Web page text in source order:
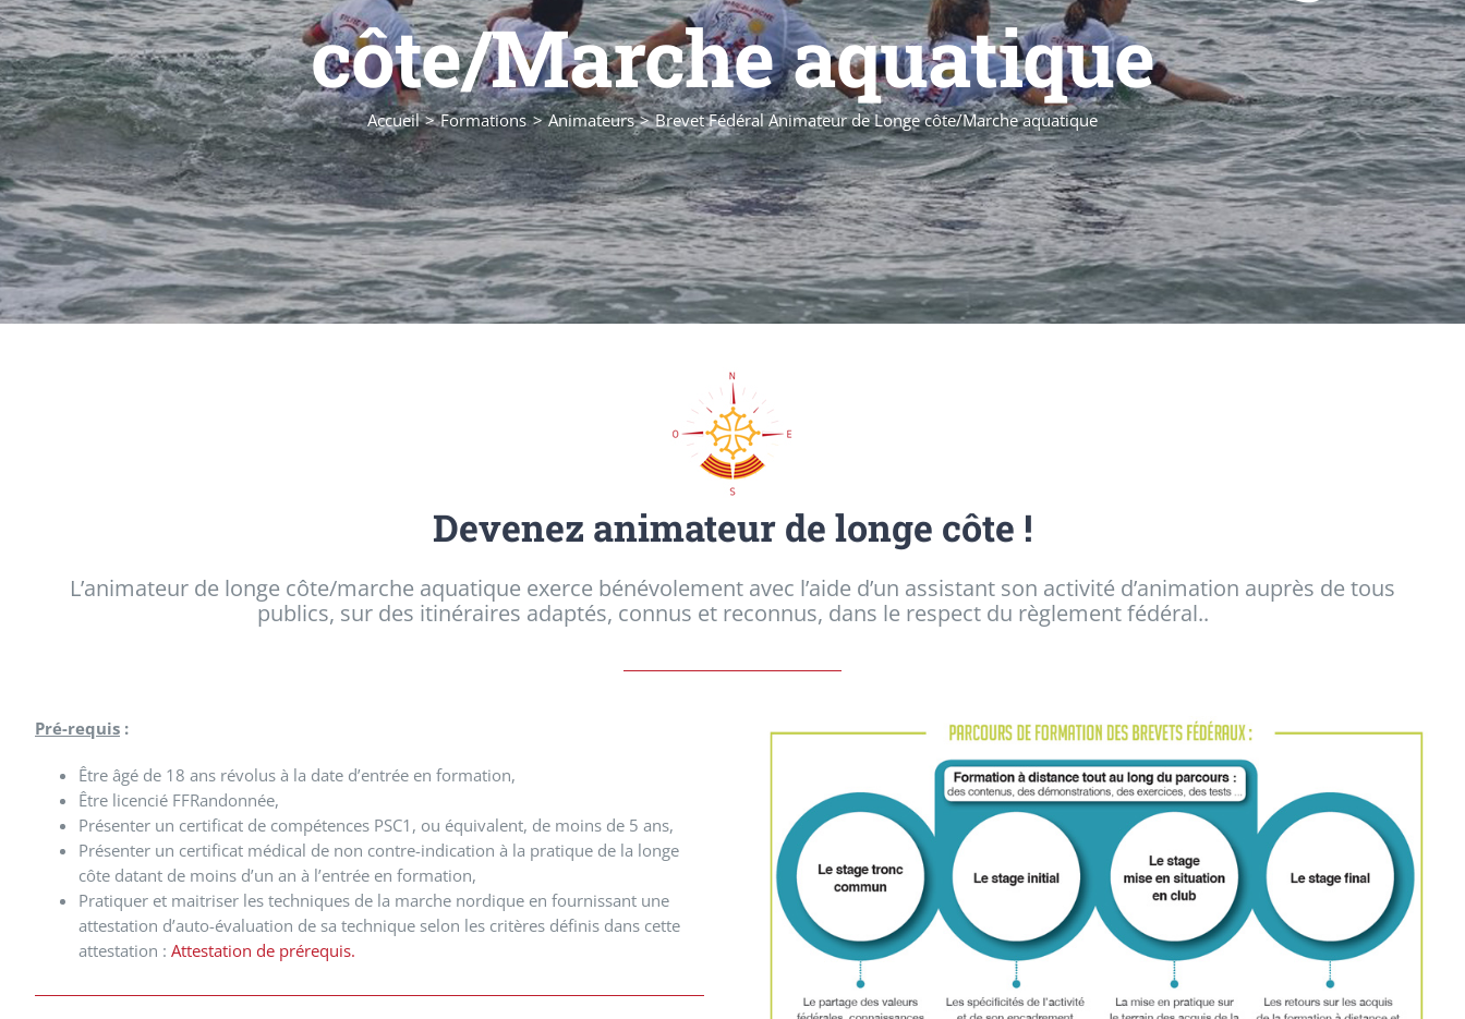
côte/Marche aquatique
Accueil Formations Animateurs Brevet Fédéral Animateur de Longe côte/Marche aquatique
Devenez animateur de longe côte !
L’animateur de longe côte/marche aquatique exerce bénévolement avec l’aide d’un assistant son activité d’animation auprès de tous
publics, sur des itinéraires adaptés, connus et reconnus, dans le respect du règlement fédéral..
Pré-requis :
Être âgé de 18 ans révolus à la date d’entrée en formation,
Être licencié FFRandonnée,
Présenter un certificat de compétences PSC1, ou équivalent, de moins de 5 ans,
Présenter un certificat médical de non contre-indication à la pratique de la longe
côte datant de moins d’un an à l’entrée en formation,
Pratiquer et maitriser les techniques de la marche nordique en fournissant une
attestation d’auto-évaluation de sa technique selon les critères définis dans cette
attestation : Attestation de prérequis.